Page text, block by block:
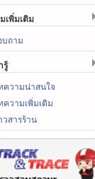
เพิ่มเติม
บถาม
รู้
ความน่าสนใจ
ความเพิ่มเติม
วสารร้าน